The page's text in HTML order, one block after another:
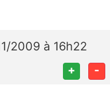
2009 à 16h22
+ -